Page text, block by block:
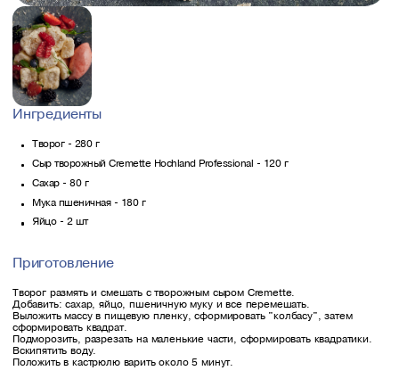
Ингредиенты
Творог - 280 г
Сыр творожный Cremette Hochland Professional - 120 г
Cахар - 80 г
Мука пшеничная - 180 г
Яйцо - 2 шт
Приготовление
Творог размять и смешать с творожным сыром Cremette.
Добавить: сахар, яйцо, пшеничную муку и все перемешать.
Выложить массу в пищевую пленку, сформировать "колбасу", затем
сформировать квадрат.
Подморозить, разрезать на маленькие части, сформировать квадратики.
Вскипятить воду.
Положить в кастрюлю варить около 5 минут.